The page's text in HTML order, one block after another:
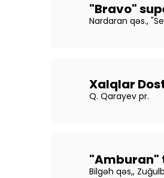
"Bravo"
Nardaran qəs.,
Xalqlar
Q. Qarayev pr.
"Amburan"
Bilgəh qəs,,